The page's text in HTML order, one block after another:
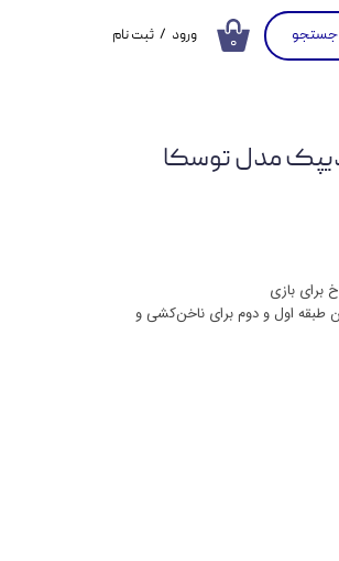
۰ جستجو ورود / ثبت نام
سفارشاتمدل توسکا
برای بازی
اول و دوم برای ناخن‌کشی و